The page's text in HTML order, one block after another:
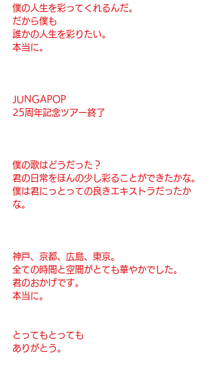
僕の人生を彩ってくれるんだ。
だから僕も
誰かの人生を彩りたい。
本当に。
JUNGAPOP
25周年記念ツアー終了
僕の歌はどうだった？
君の日常をほんの少し彩ることができたかな。
僕は君にっとっての良きエキストラだったか
な。
神戸、京都、広島、東京。
全ての時間と空間がとても華やかでした。
君のおかげです。
本当に。
とってもとっても
ありがとう。